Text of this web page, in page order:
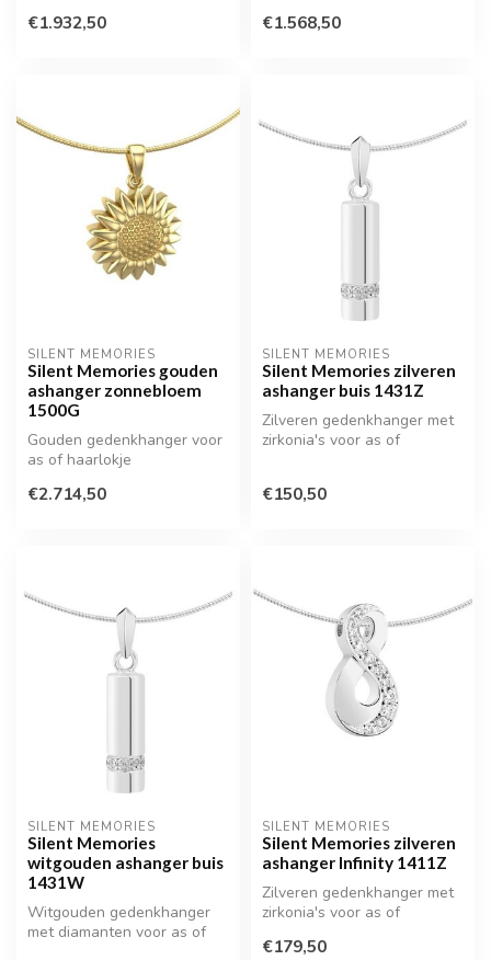
€1.932,50 €1.568,50
SILENT MEMORIES
Silent Memories gouden
ashanger zonnebloem
1500G
Gouden gedenkhanger voor
as of haarlokje
€2.714,50
SILENT MEMORIES
Silent Memories zilveren
ashanger buis 1431Z
Zilveren gedenkhanger met
zirkonia's voor as of
€150,50
SILENT MEMORIES
Silent Memories
witgouden ashanger buis
1431W
Witgouden gedenkhanger
met diamanten voor as of
SILENT MEMORIES
Silent Memories zilveren
ashanger Infinity 1411Z
Zilveren gedenkhanger met
zirkonia's voor as of
€179,50